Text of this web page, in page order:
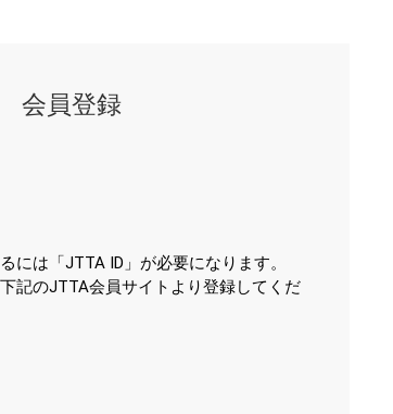
会員登録
には「JTTA ID」が必要になります。
記のJTTA会員サイトより登録してくだ